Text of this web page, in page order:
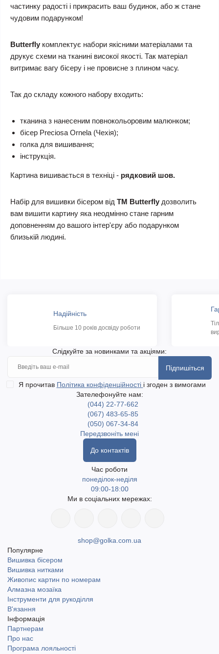
частинку радості і прикрасить ваш будинок, або ж стане
чудовим подарунком!
Butterfly комплектує набори якісними матеріалами та
друкує схеми на тканині високої якості. Так матеріал
витримає вагу бісеру і не провисне з плином часу.
Так до складу кожного набору входить:
тканина з нанесеним повнокольоровим малюнком;
бісер Preciosa Ornela (Чехія);
голка для вишивання;
інструкція.
Картина вишивається в техніці - рядковий шов.
Набір для вишивки бісером від ТМ Butterfly дозволить
вам вишити картину яка неодмінно стане гарним
доповненням до вашого інтер'єру або подарунком
близькій людині.
Надійність
Більше 10 років досвіду роботи
Слідкуйте за новинками та акціями:
Підпишіться
Я прочитав Політика конфіденційності і згоден з вимогами
Зателефонуйте нам:
(044) 22-77-662
(067) 483-65-85
(050) 067-34-84
Передзвоніть мені
До контактів
Час роботи
понеділок-неділя
09:00-18:00
Ми в соціальних мережах:
shop@golka.com.ua
Популярне
Вишивка бісером
Вишивка нитками
Живопис картин по номерам
Алмазна мозаїка
Інструменти для рукоділля
В'язання
Інформація
Партнерам
Про нас
Програма лояльності